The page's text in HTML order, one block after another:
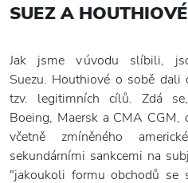
SUEZ A HOUTHIOVÉ
Jak jsme v úvodu slíbili,
Suezu. Houthiové o sobě
tzv. legitimních cílů. Zdá
Boeing, Maersk a CMA
včetně zmíněného
sekundárními sankcemi na
"jakoukoli formu obchodů se